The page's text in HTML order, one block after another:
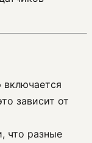
включается
зависит от
что разные